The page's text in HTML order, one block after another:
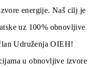
energije. Naš cilj je
uz 100% obnovljive
Udruženja OIEH!
u obnovljive izvore